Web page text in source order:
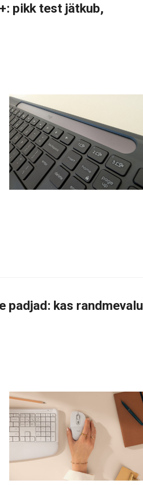
pikk test jätkub,
padjad: kas randmevalu